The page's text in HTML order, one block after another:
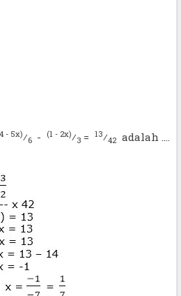
- 5x)⁄6 - (1 - 2x)⁄3 = 13⁄42 adalah ....